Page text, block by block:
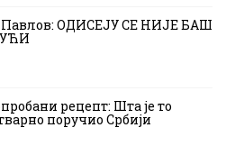
Павлов: ОДИСЕЈУ СЕ НИЈЕ БАШ
рецепт: Шта је то
поручио Србији